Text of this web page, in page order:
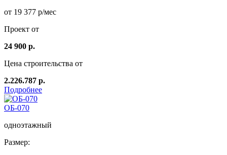
от 19 377 р/мес
Проект от
24 900 р.
Цена строительства от
2.226.787 р.
Подробнее
ОБ-070
одноэтажный
Размер: